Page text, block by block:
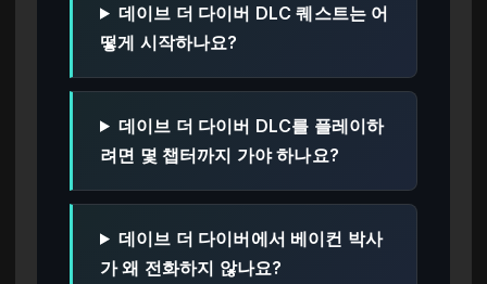
데이브 더 다이버 DLC 퀘스트는 어
떻게 시작하나요?
데이브 더 다이버 DLC를 플레이하
려면 몇 챕터까지 가야 하나요?
데이브 더 다이버에서 베이컨 박사
가 왜 전화하지 않나요?